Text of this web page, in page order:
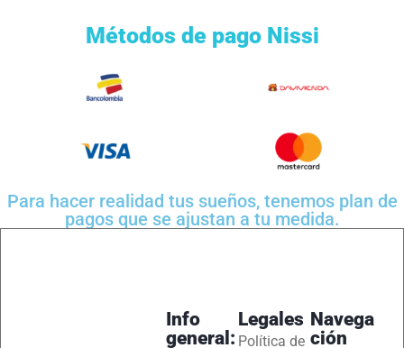
Métodos de pago Nissi
Para hacer realidad tus sueños, tenemos plan de
pagos que se ajustan a tu medida.
Navega
ción
Legales
Política de
Info
general: